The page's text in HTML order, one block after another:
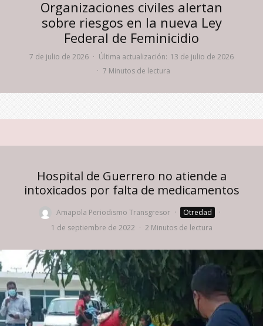
Organizaciones civiles alertan
sobre riesgos en la nueva Ley
Federal de Feminicidio
7 de julio de 2026 · Última actualización: 13 de julio de 2026
· 7 Minutos de lectura
Hospital de Guerrero no atiende a
intoxicados por falta de medicamentos
Amapola Periodismo Transgresor · Otredad
·
1 de septiembre de 2022 · 2 Minutos de lectura